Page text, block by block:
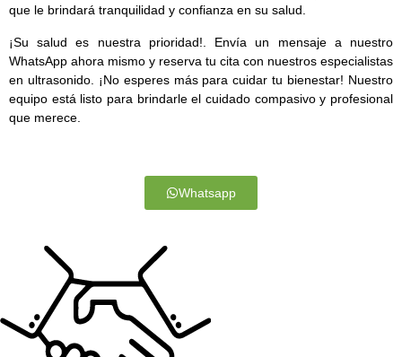
que le brindará tranquilidad y confianza en su salud.
¡Su salud es nuestra prioridad!. Envía un mensaje a nuestro
WhatsApp ahora mismo y reserva tu cita con nuestros especialistas
en ultrasonido. ¡No esperes más para cuidar tu bienestar! Nuestro
equipo está listo para brindarle el cuidado compasivo y profesional
que merece.
Whatsapp